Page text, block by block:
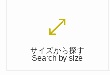
サイズから探す
Search by size